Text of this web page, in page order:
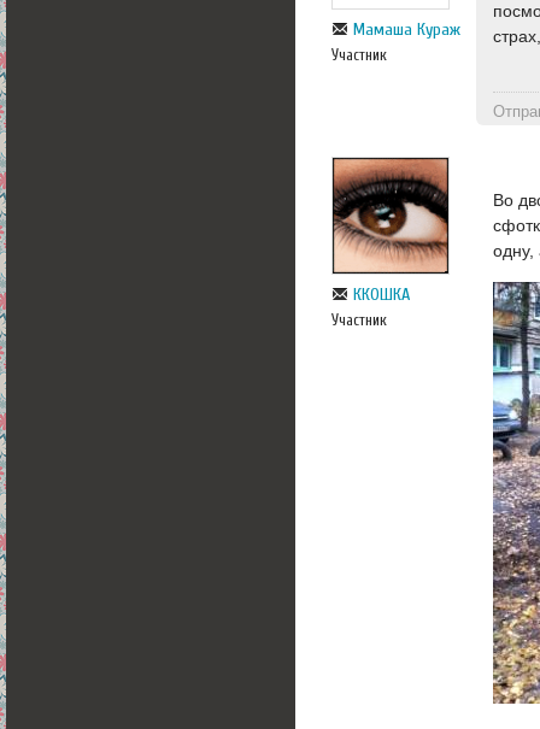
Мамаша Кураж
Участник
ККОШКА
Участник
Во
одну,